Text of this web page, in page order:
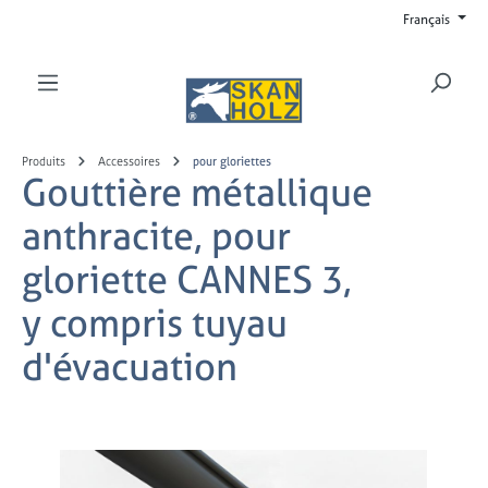
Produits Accessoires pour gloriettes
Gouttière métallique
anthracite, pour
gloriette CANNES 3,
y compris tuyau
d'évacuation
Ignorer la galerie d'images
Français